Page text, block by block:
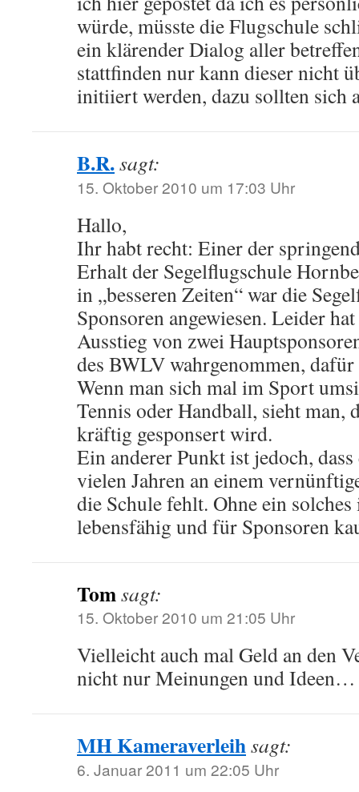
würde, müsste die Flugschule
ein klärender Dialog aller
stattfinden nur kann dieser nicht
initiiert werden, dazu sollten sich
B.R.sagt:
15. Oktober 2010 um 17:03 Uhr
Hallo,
Ihr habt recht: Einer der
Erhalt der Segelflugschule
in „besseren Zeiten“ war die
Sponsoren angewiesen. Leider
Ausstieg von zwei
des BWLV wahrgenommen,
Wenn man sich mal im Sport
Tennis oder Handball, sieht man,
kräftig gesponsert wird.
Ein anderer Punkt ist jedoch,
vielen Jahren an einem
die Schule fehlt. Ohne ein
lebensfähig und für Sponsoren
Tomsagt:
15. Oktober 2010 um 21:05 Uhr
Vielleicht auch mal Geld an den
nicht nur Meinungen und Ideen…
MH Kameraverleihsagt:
6. Januar 2011 um 22:05 Uhr